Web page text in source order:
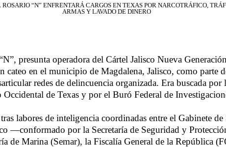
“N” ENFRENTARÁ CARGOS EN TEXAS POR NARCOTRÁFICO,
ARMAS Y LAVADO DE DINERO
presunta operadora del Cártel Jalisco Nueva
cateo en el municipio de Magdalena, Jalisco, como parte
redes de delincuencia organizada. Era buscada por
de Texas y por el Buró Federal de
labores de inteligencia coordinadas entre el Gabinete
—conformado por la Secretaría de Seguridad y
de Marina (Semar), la Fiscalía General de la República